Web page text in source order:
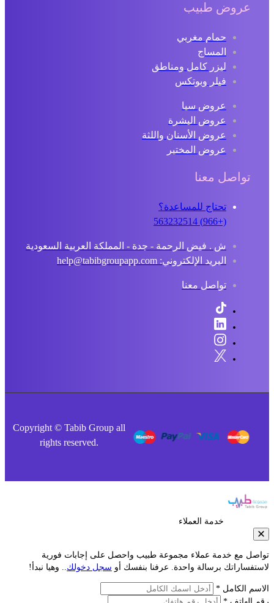
عروض طبيب
حمام مغربي
المساج
ليزر كامل ومناطق
فيلر وبوتكس
عروض سبا
عروض البشرة
عروض الأسنان واللثة
عروض المختبر
تواصل معنا
تحتاج للمساعدة؟
ش . فيض الرحمة - جدة - المملكة العربية السعودية
البريد الإلكتروني: help@tabibgroupapp.com
تواصل معنا
Copyright © Tabib Group all
rights reserved.
خدمة العملاء
مع خدمة عملاء مجموعة طبيب واحصل على إجابات فورية
برسالة واحدة. عرفنا بنفسك أوسجل دخولك.. وهيا نبدأ!
الكامل *